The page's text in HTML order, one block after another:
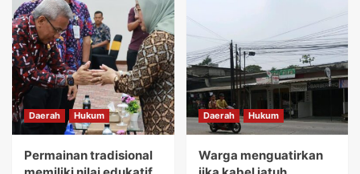
5
Daerah Ekonomi
Kemudian Anna menuturkan acara Gebyar
festival Kuliner UMKM memberikan wadah
bagi koperasi dan pelaku usaha mikro.
Daerah Hukum
Permainan tradisional memiliki nilai
Daerah Hukum
Permainan tradisional
Daerah Hukum
Warga menguatirkan